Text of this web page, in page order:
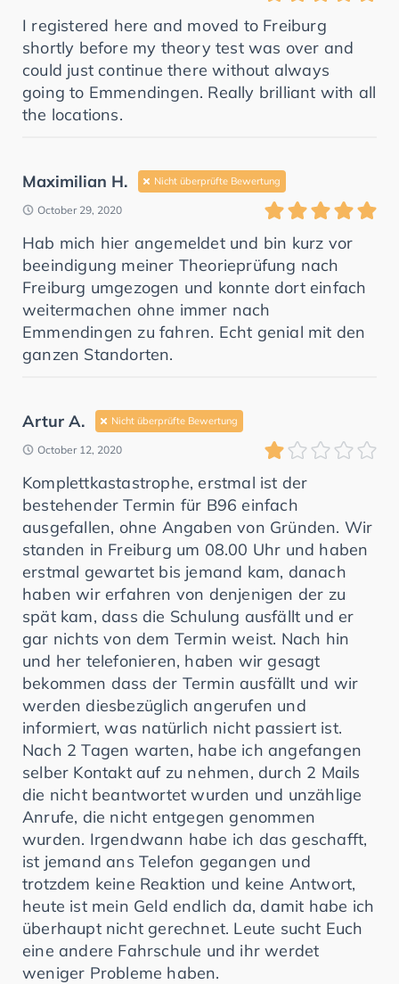
I registered here and moved to Freiburg
shortly before my theory test was over and
could just continue there without always
going to Emmendingen. Really brilliant with all
the locations.
Maximilian H. Nicht überprüfte Bewertung
October 29, 2020
Hab mich hier angemeldet und bin kurz vor
beeindigung meiner Theorieprüfung nach
Freiburg umgezogen und konnte dort einfach
weitermachen ohne immer nach
Emmendingen zu fahren. Echt genial mit den
ganzen Standorten.
Artur A. Nicht überprüfte Bewertung
October 12, 2020
Komplettkastastrophe, erstmal ist der
bestehender Termin für B96 einfach
ausgefallen, ohne Angaben von Gründen. Wir
standen in Freiburg um 08.00 Uhr und haben
erstmal gewartet bis jemand kam, danach
haben wir erfahren von denjenigen der zu
spät kam, dass die Schulung ausfällt und er
gar nichts von dem Termin weist. Nach hin
und her telefonieren, haben wir gesagt
bekommen dass der Termin ausfällt und wir
werden diesbezüglich angerufen und
informiert, was natürlich nicht passiert ist.
Nach 2 Tagen warten, habe ich angefangen
selber Kontakt auf zu nehmen, durch 2 Mails
die nicht beantwortet wurden und unzählige
Anrufe, die nicht entgegen genommen
wurden. Irgendwann habe ich das geschafft,
ist jemand ans Telefon gegangen und
trotzdem keine Reaktion und keine Antwort,
heute ist mein Geld endlich da, damit habe ich
überhaupt nicht gerechnet. Leute sucht Euch
eine andere Fahrschule und ihr werdet
weniger Probleme haben.